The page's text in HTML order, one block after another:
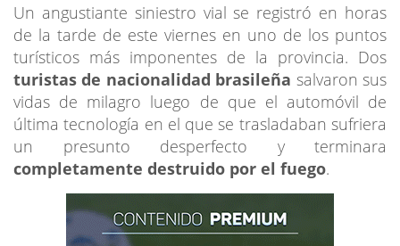
Un angustiante siniestro vial se registró en horas
de la tarde de este viernes en uno de los puntos
turísticos más imponentes de la provincia. Dos
turistas de nacionalidad brasileña salvaron sus
vidas de milagro luego de que el automóvil de
última tecnología en el que se trasladaban sufriera
un presunto desperfecto y terminara
completamente destruido por el fuego.